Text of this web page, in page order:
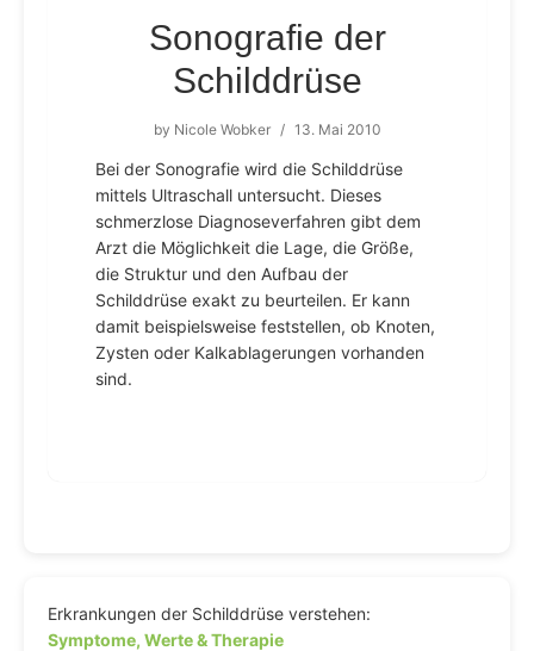
Sonografie der
Schilddrüse
by Nicole Wobker / 13. Mai 2010
Bei der Sonografie wird die Schilddrüse
mittels Ultraschall untersucht. Dieses
schmerzlose Diagnoseverfahren gibt dem
Arzt die Möglichkeit die Lage, die Größe,
die Struktur und den Aufbau der
Schilddrüse exakt zu beurteilen. Er kann
damit beispielsweise feststellen, ob Knoten,
Zysten oder Kalkablagerungen vorhanden
sind.
Erkrankungen der Schilddrüse verstehen:
Symptome, Werte & Therapie